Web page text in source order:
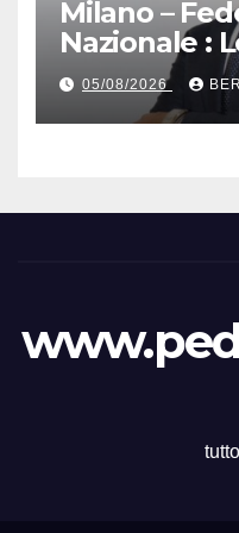
Milano –
Nazionale :
Presidente
Dagnoni
05/08/2026